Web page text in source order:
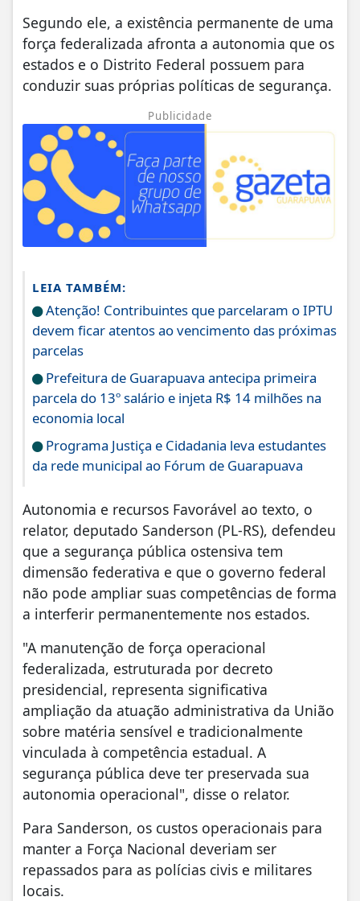
Segundo ele, a existência permanente de uma
força federalizada afronta a autonomia que os
estados e o Distrito Federal possuem para
conduzir suas próprias políticas de segurança.
Publicidade
LEIA TAMBÉM:
Atenção! Contribuintes que parcelaram o IPTU
devem ficar atentos ao vencimento das próximas
parcelas
Prefeitura de Guarapuava antecipa primeira
parcela do 13º salário e injeta R$ 14 milhões na
economia local
Programa Justiça e Cidadania leva estudantes
da rede municipal ao Fórum de Guarapuava
Autonomia e recursos Favorável ao texto, o
relator, deputado Sanderson (PL-RS), defendeu
que a segurança pública ostensiva tem
dimensão federativa e que o governo federal
não pode ampliar suas competências de forma
a interferir permanentemente nos estados.
"A manutenção de força operacional
federalizada, estruturada por decreto
presidencial, representa significativa
ampliação da atuação administrativa da União
sobre matéria sensível e tradicionalmente
vinculada à competência estadual. A
segurança pública deve ter preservada sua
autonomia operacional", disse o relator.
Para Sanderson, os custos operacionais para
manter a Força Nacional deveriam ser
repassados para as polícias civis e militares
locais.